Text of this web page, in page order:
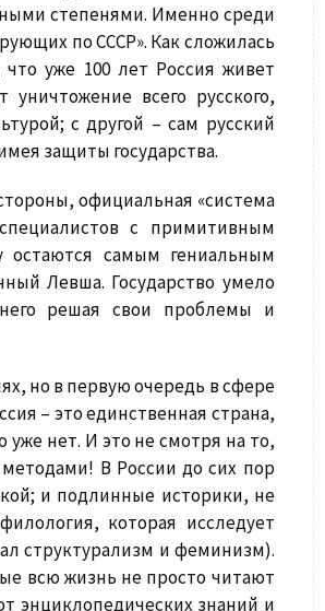
степенями. Именно среди
по СССР». Как сложилась
уже 100 лет Россия живет
всего русского,
с другой – сам русский
защиты государства.
официальная «система
с примитивным
остаются самым гениальным
Левша. Государство умело
него решая свои проблемы и
но в первую очередь в сфере
– это единственная страна,
нет. И это не смотря на то,
В России до сих пор
и подлинные историки, не
которая исследует
структурализм и феминизм).
всю жизнь не просто читают
энциклопедических знаний и